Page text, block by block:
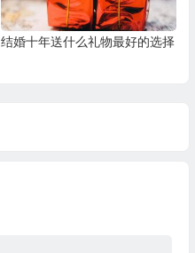
结婚十年送什么礼物最好的选择